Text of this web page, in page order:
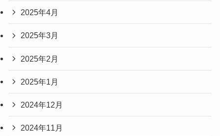
2025年4月
2025年3月
2025年2月
2025年1月
2024年12月
2024年11月